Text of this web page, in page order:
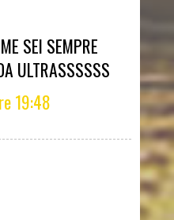
SEI SEMPRE
ULTRASSSSSS
19:48